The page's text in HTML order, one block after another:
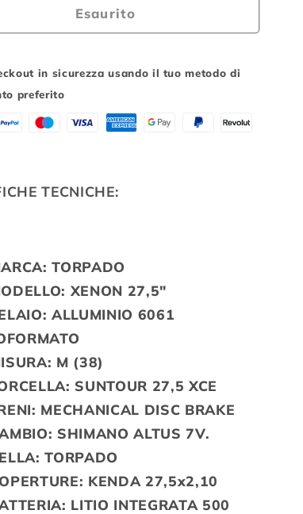
BIKE
&quot;XENON&quot;
ELETTRICA
MTB
IDROFORM.
Esaurito
in sicurezza usando il tuo metodo di
preferito
TECNICHE:
TORPADO
XENON 27,5"
ALLUMINIO 6061
M (38)
SUNTOUR 27,5 XCE
MECHANICAL DISC BRAKE
SHIMANO ALTUS 7V.
TORPADO
KENDA 27,5x2,10
LITIO INTEGRATA 500